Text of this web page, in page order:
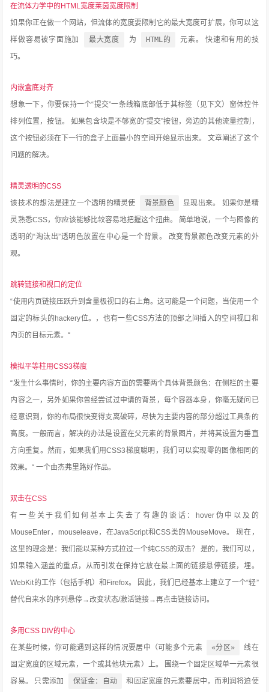
在流体力学中的HTML宽度莱茵宽度限制
如果你正在做一个网站，但流体的宽度要限制它的最大宽度可扩展，你可以这
样做容易被字面施加
最大宽度 为 HTML的 元素。
快速和有用的技
巧。
内嵌盒底对齐
想象一下，你要保持一个“提交”一条线箱底部低于其标签（见下文）窗体控件
排列位置，按钮。
如果包含块是不够宽的“提交”按钮，旁边的其他流量控制，
这个按钮必须在下一行的盒子上面最小的空间开始显示出来。
文章阐述了这个
问题的解决。
精灵透明的CSS
该技术的想法是建立一个透明的精灵使
背景颜色 显现出来。
如果你是精
灵熟悉CSS，你应该能够比较容易地把握这个扭曲。
简单地说，一个与图像的
透明的“淘汰出”透明色放置在中心是一个背景。
改变背景颜色改变元素的外
观。
跳转链接和视口的定位
“使用内页链接压跃升到含量极视口的右上角。这可能是一个问题，当使用一个
固定的标头的hackery位。，也有一些CSS方法的顶部之间插入的空间视口和
内页的目标元素。“
模拟平等柱用CSS3梯度
“发生什么事情时，你的主要内容方面的需要两个具体背景颜色：在侧栏的主要
内容之一，另外如果你曾经尝试过申请的背景，每个容器本身，你毫无疑问已
经意识到，你的布局很快变得支离破碎，尽快为主要内容的部分超过工具条的
高度。一般而言，解决的办法是设置在父元素的背景图片，并将其设置为垂直
方向重复。然而，如果我们用CSS3梯度聪明，我们可以实现零的图像相同的
效果。“ 一个由杰弗里路好作品。
双击在CSS
有一些关于我们如何基本上失去了有趣的谈话：hover伪中以及的
MouseEnter，mouseleave，在JavaScript和CSS类的MouseMove。
现在，
这里的理念是：我们能以某种方式拉过一个纯CSS的双击？
是的，我们可以，
如果输入涵盖的重点，从而引发在保持它放在最上面的链接悬停链接，埋。
WebKit的工作（包括手机）和Firefox。
因此，我们已经基本上建立了一个“轻”
替代自来水的序列悬停→改变状态/激活链接→再点击链接访问。
多用CSS DIV的中心
在某些时候，你可能遇到这样的情况要居中（可能多个元素
«分区»
线在
固定宽度的区域元素，一个或其他块元素）上。
围绕一个固定区域单一元素很
容易。
只需添加 保证金：自动
和固定宽度的元素要居中，而利润将迫使